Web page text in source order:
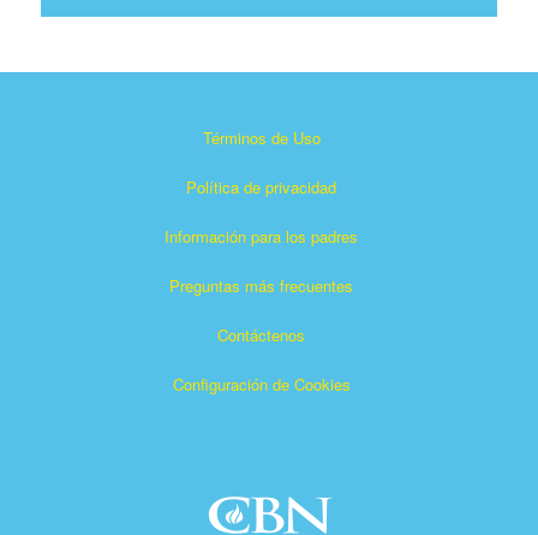
Términos de Uso
Política de privacidad
Información para los padres
Preguntas más frecuentes
Contáctenos
Configuración de Cookies